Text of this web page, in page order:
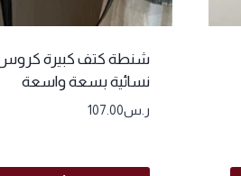
شنطة كتف كبيرة كروس
نسائية بسعة واسعة
ر.س107.00